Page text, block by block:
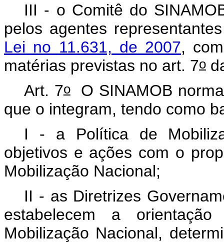
III - o Comitê do
pelos agentes
Lei no 11.631, de 2007,
matérias previstas no art. 7o
Art. 7oO SINAMOB
que o integram, tendo como
I - a Política de
objetivos e ações com o
Mobilização Nacional;
II - as Diretrizes
estabelecem a
Mobilização Nacional,